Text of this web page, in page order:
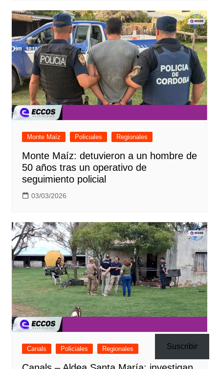
Monte Maíz Policiales Regionales
Monte Maíz: detuvieron a un hombre de
50 años tras un operativo de
seguimiento policial
03/03/2026
Canals Policiales Regionales Suscribir